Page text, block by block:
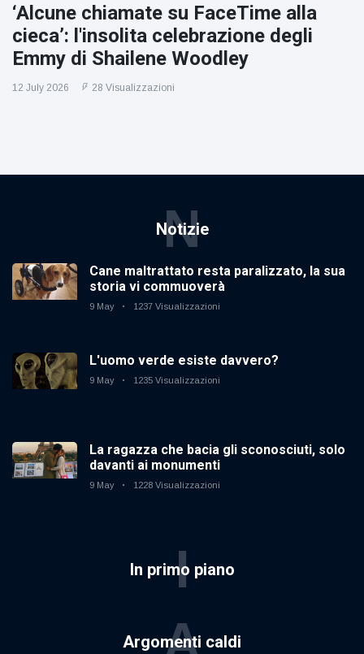
‘Alcune chiamate su FaceTime alla
cieca’: l'insolita celebrazione degli
Emmy di Shailene Woodley
12 July 2026 28 Visualizzazioni
Notizie
N
Cane maltrattato resta paralizzato, la sua
storia vi commuoverà
9 May 1237 Visualizzazioni
L'uomo verde esiste davvero?
9 May 1235 Visualizzazioni
La ragazza che bacia gli sconosciuti, solo
davanti ai monumenti
9 May 1228 Visualizzazioni
In primo piano
I
Argomenti caldi
A